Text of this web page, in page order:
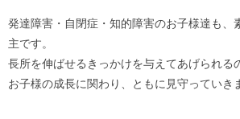
発達障害・自閉症・知的障害のお子様達も、
主です。
長所を伸ばせるきっかけを与えてあげられる
お子様の成長に関わり、ともに見守っていき